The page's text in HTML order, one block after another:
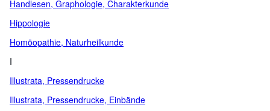
Handlesen, Graphologie, Charakterkunde
Hippologie
Homöopathie, Naturheilkunde
I
Illustrata, Pressendrucke
Illustrata, Pressendrucke, Einbände